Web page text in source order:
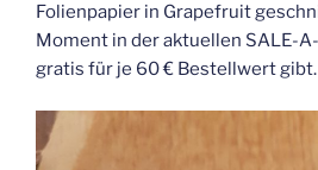
Folienpapier in Grapefruit
Moment in der aktuellen SALE-
gratis für je 60 € Bestellwert gibt.